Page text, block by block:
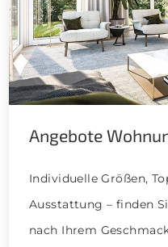
Angebote
Individuelle Größen,
Ausstattung – finden
nach Ihrem